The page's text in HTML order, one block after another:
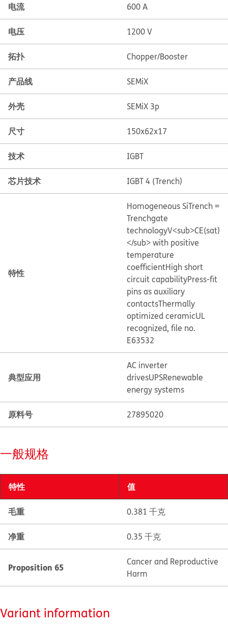
电流 600 A
电压 1200 V
拓扑 Chopper/Booster
产品线 SEMiX
外壳 SEMiX 3p
尺寸 150x62x17
技术 IGBT
芯片技术 IGBT 4 (Trench)
特性
Homogeneous SiTrench =
Trenchgate
technologyV<sub>CE(sat)
</sub> with positive
temperature
coefficientHigh short
circuit capabilityPress-fit
pins as auxiliary
contactsThermally
optimized ceramicUL
recognized, file no.
E63532
典型应用
AC inverter
drivesUPSRenewable
energy systems
原料号 27895020
一般规格
特性 值
毛重 0.381 千克
净重 0.35 千克
Proposition 65
Cancer and Reproductive
Harm
Variant information